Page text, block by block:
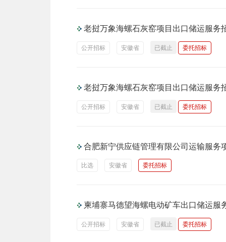
老挝万象海螺石灰窑项目出口储运服务
公开招标 安徽省 已截止 委托招标
老挝万象海螺石灰窑项目出口储运服务
公开招标 安徽省 已截止 委托招标
合肥新宁供应链管理有限公司运输服务
比选 安徽省 委托招标
柬埔寨马德望海螺电动矿车出口储运服
公开招标 安徽省 已截止 委托招标